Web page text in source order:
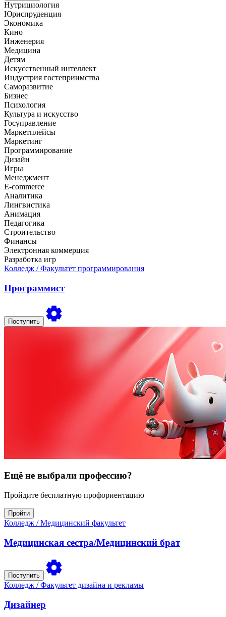
Нутрициология
Юриспруденция
Экономика
Кино
Инженерия
Медицина
Детям
Искусственный интеллект
Индустрия гостеприимства
Саморазвитие
Бизнес
Психология
Культура и искусство
Госуправление
Маркетплейсы
Маркетинг
Программирование
Дизайн
Игры
Менеджмент
E-commerce
Аналитика
Лингвистика
Анимация
Педагогика
Строительство
Финансы
Электронная коммерция
Разработка игр
Колледж / Факультет программирования
Программист
Поступить
Ещё не выбрали профессию?
Пройдите бесплатную профориентацию
Пройти
Колледж / Медицинский факультет
Медицинская сестра/Медицинский брат
Поступить
Колледж / Факультет дизайна и рекламы
Дизайнер